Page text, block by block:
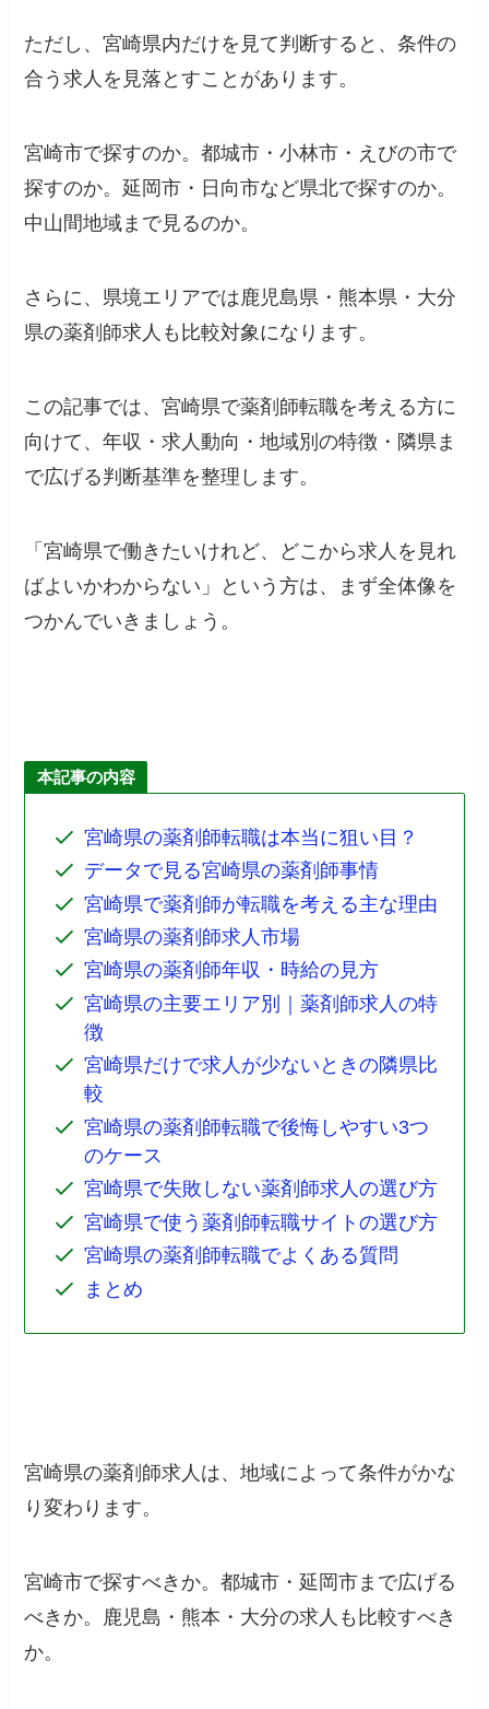
ただし、宮崎県内だけを見て判断すると、条件の
合う求人を見落とすことがあります。
宮崎市で探すのか。都城市・小林市・えびの市で
探すのか。延岡市・日向市など県北で探すのか。
中山間地域まで見るのか。
さらに、県境エリアでは鹿児島県・熊本県・大分
県の薬剤師求人も比較対象になります。
この記事では、宮崎県で薬剤師転職を考える方に
向けて、年収・求人動向・地域別の特徴・隣県ま
で広げる判断基準を整理します。
「宮崎県で働きたいけれど、どこから求人を見れ
ばよいかわからない」という方は、まず全体像を
つかんでいきましょう。
本記事の内容
宮崎県の薬剤師転職は本当に狙い目？
データで見る宮崎県の薬剤師事情
宮崎県で薬剤師が転職を考える主な理由
宮崎県の薬剤師求人市場
宮崎県の薬剤師年収・時給の見方
宮崎県の主要エリア別｜薬剤師求人の特
徴
宮崎県だけで求人が少ないときの隣県比
較
宮崎県の薬剤師転職で後悔しやすい3つ
のケース
宮崎県で失敗しない薬剤師求人の選び方
宮崎県で使う薬剤師転職サイトの選び方
宮崎県の薬剤師転職でよくある質問
まとめ
宮崎県の薬剤師求人は、地域によって条件がかな
り変わります。
宮崎市で探すべきか。都城市・延岡市まで広げる
べきか。鹿児島・熊本・大分の求人も比較すべき
か。